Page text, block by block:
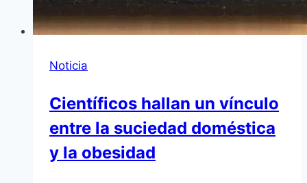
Noticia
Científicos hallan un vínculo
entre la suciedad doméstica
y la obesidad